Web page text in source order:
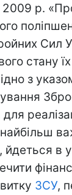
2009 р.
Сил
стану їх
з
в
ЗСУ,